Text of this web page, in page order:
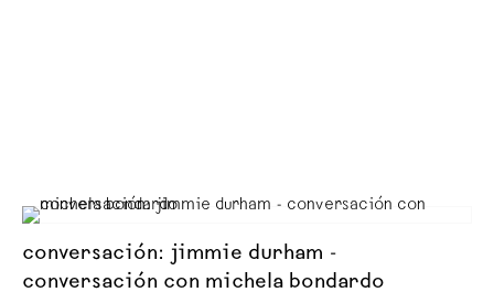
conversación: jimmie durham -
conversación con michela bondardo